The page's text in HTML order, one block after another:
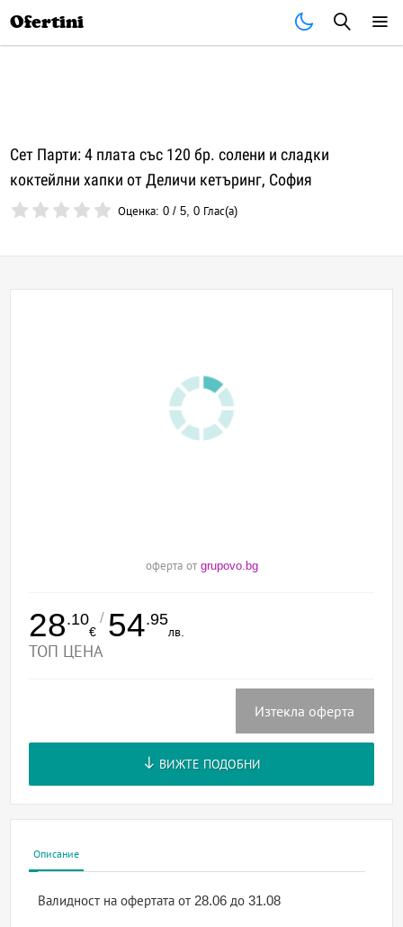
Ofertini
Сет Парти: 4 плата със 120 бр. солени и сладки
коктейлни хапки от Деличи кетъринг, София
Оценка:0 /5,0 Глас(а)
оферта от grupovo.bg
28.10
€
/ 54.95
лв.
ТОП ЦЕНА
Изтекла оферта
ВИЖТЕ ПОДОБНИ
Описание
Валидност на офертатаот 28.06 до 31.08